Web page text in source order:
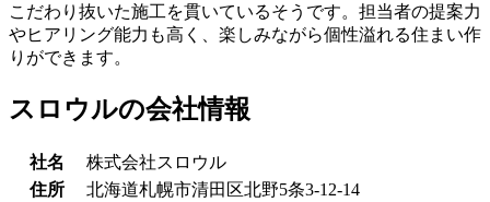
こだわり抜いた施工を貫いているそうです。担当者の提案力
やヒアリング能力も高く、楽しみながら個性溢れる住まい作
りができます。
スロウルの会社情報
社名
株式会社スロウル
住所
北海道札幌市清田区北野5条3-12-14